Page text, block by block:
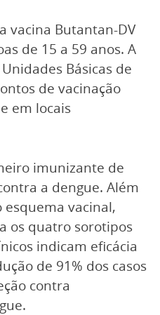
vacina Butantan-DV
de 15 a 59 anos. A
Básicas de
de vacinação
em locais
imunizante de
a dengue. Além
esquema vacinal,
os quatro sorotipos
indicam eficácia
de 91% dos casos
contra